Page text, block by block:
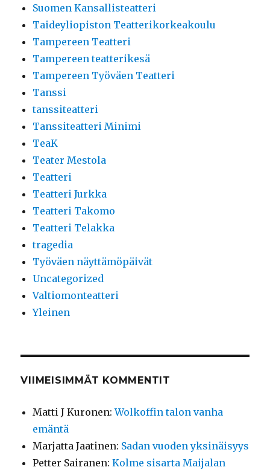
Suomen Kansallisteatteri
Taideyliopiston Teatterikorkeakoulu
Tampereen Teatteri
Tampereen teatterikesä
Tampereen Työväen Teatteri
Tanssi
tanssiteatteri
Tanssiteatteri Minimi
TeaK
Teater Mestola
Teatteri
Teatteri Jurkka
Teatteri Takomo
Teatteri Telakka
tragedia
Työväen näyttämöpäivät
Uncategorized
Valtiomonteatteri
Yleinen
VIIMEISIMMÄT KOMMENTIT
Matti J Kuronen:Wolkoffin talon vanha
emäntä
Marjatta Jaatinen: Sadan vuoden yksinäisyys
Petter Sairanen:Kolme sisarta Maijalan